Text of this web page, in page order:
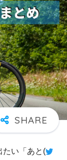
たい「あと(